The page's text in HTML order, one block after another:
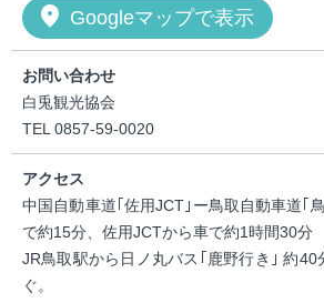
location_on Googleマップで表示
お問い合わせ
白兎観光協会
TEL 0857-59-0020
アクセス
中国自動車道｢佐用JCT｣ー鳥取自動車道｢
で約15分、佐用JCTから車で約1時間30分
JR鳥取駅から日ノ丸バス｢鹿野行き｣ 約40
ぐ。